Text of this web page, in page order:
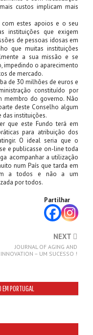
custos implicam mais
com estes apoios e o seu
instituições que exigem
de pessoas idosas em
que muitas instituições
a sua missão e se
impedindo o aparecimento
de mercado.
de 30 milhões de euros e
constituído por
membro do governo. Não
deste Conselho algum
das instituições.
que este Fundo terá em
para atribuição dos
O ideal seria que o
e publicasse on-line toda
acompanhar a utilização
num País que tarda em
a todos e não a um
por todos.
Partilhar
NEXT
JOURNAL OF AGING AND
INNOVATION – UM SUCESSO !
PORTUGAL